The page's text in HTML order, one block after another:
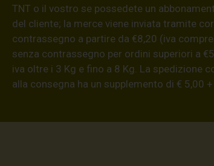
TNT o il vostro se possedete un
del cliente; la merce viene inviata tramite
contrassegno a partire da €8,20 (iva
senza contrassegno per ordini superiori a
iva oltre i 3 Kg e fino a 8 Kg. La spedizione
alla consegna ha un supplemento di € 5,00 +